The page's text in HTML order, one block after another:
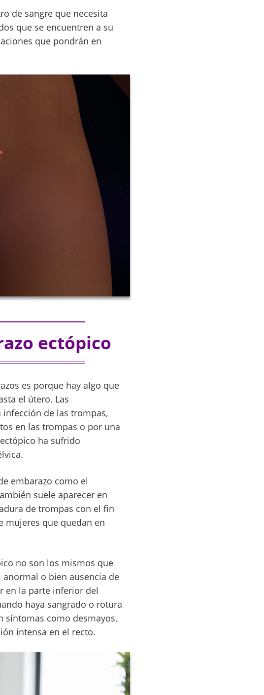
de sangre que necesita
que se encuentren a su
que pondrán en
ectópico
es porque hay algo que
el útero. Las
de las trompas,
en las trompas o por una
ha sufrido
embarazo como el
suele aparecer en
de trompas con el fin
mujeres que quedan en
no son los mismos que
o bien ausencia de
en la parte inferior del
haya sangrado o rotura
síntomas como desmayos,
intensa en el recto.